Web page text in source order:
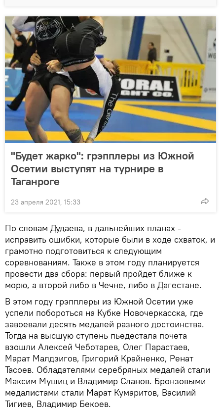
"Будет жарко": грэпплеры из Южной
Осетии выступят на турнире в
Таганроге
23 апреля 2021, 15:33
По словам Дудаева, в дальнейших планах -
исправить ошибки, которые были в ходе схваток, и
грамотно подготовиться к следующим
соревнованиям. Также в этом году планируется
провести два сбора: первый пройдет ближе к
морю, а второй либо в Чечне, либо в Дагестане.
В этом году грэпплеры из Южной Осетии уже
успели побороться на Кубке Новочеркасска, где
завоевали десять медалей разного достоинства.
Тогда на высшую ступень пьедестала почета
взошли Алексей Чеботарев, Олег Парастаев,
Марат Малдзигов, Григорий Крайненко, Ренат
Тасоев. Обладателями серебряных медалей стали
Максим Мушиц и Владимир Сланов. Бронзовыми
медалистами стали Марат Кумаритов, Василий
Тигиев, Владимир Бекоев.